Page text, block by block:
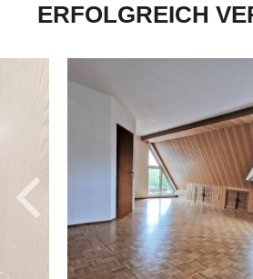
ERFOLGREICH